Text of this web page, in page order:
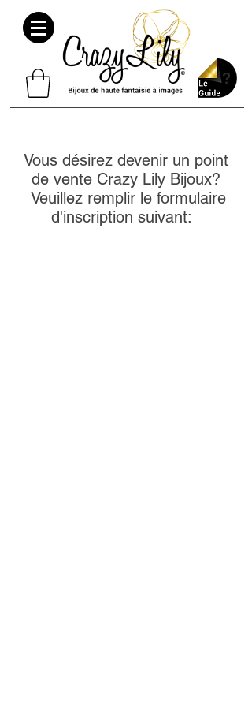
Vous désirez devenir un point
de vente Crazy Lily Bijoux?
Veuillez remplir le formulaire
d'inscription suivant: